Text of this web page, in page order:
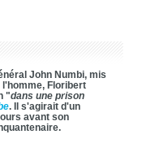
John Numbi, mis
Floribert
"dans une prison
. Il s'agirait d'un
avant son